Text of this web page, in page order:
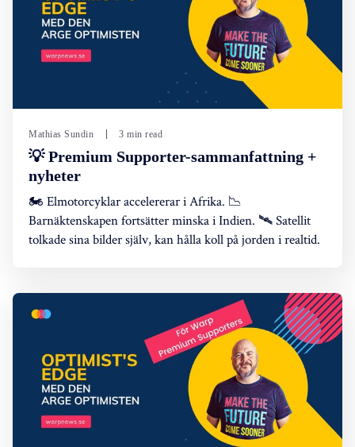
Mathias Sundin 3 min read
💡 Premium Supporter-sammanfattning +
nyheter
🏍️ Elmotorcyklar accelererar i Afrika. 📉
Barnäktenskapen fortsätter minska i Indien. 🛰️ Satellit
tolkade sina bilder själv, kan hålla koll på jorden i realtid.